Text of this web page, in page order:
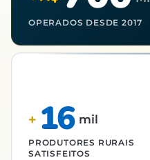
OPERADOS DESDE 2017
+ 16 mil
PRODUTORES RURAIS
SATISFEITOS